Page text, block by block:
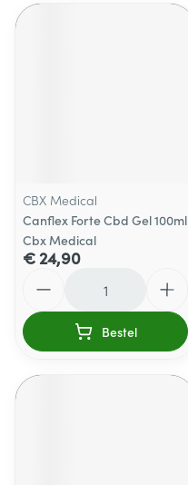
CBX Medical
Canflex Forte Cbd Gel 100ml
Cbx Medical
€ 24,90
Bestel